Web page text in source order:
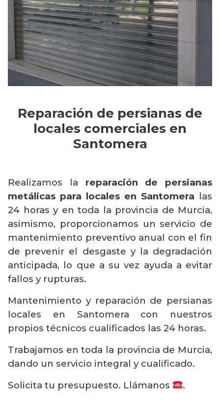
Reparación de persianas de
locales comerciales en
Santomera
Realizamos la reparación de persianas
metálicas para locales en Santomera las
24 horas y en toda la provincia de Murcia,
asimismo, proporcionamos un servicio de
mantenimiento preventivo anual con el fin
de prevenir el desgaste y la degradación
anticipada, lo que a su vez ayuda a evitar
fallos y rupturas.
Mantenimiento y reparación de persianas
locales en Santomera con nuestros
propios técnicos cualificados las 24 horas.
Trabajamos en toda la provincia de Murcia,
dando un servicio integral y cualificado.
Solicita tu presupuesto. Llámanos
.